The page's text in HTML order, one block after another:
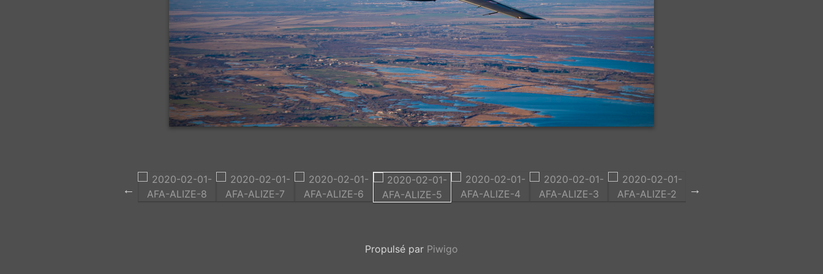
Propulsé par Piwigo